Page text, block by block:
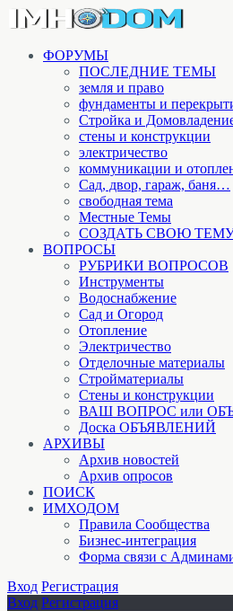
ФОРУМЫ
ПОСЛЕДНИЕ ТЕМЫ
земля и право
фундаменты и
Стройка и
стены и конструкции
электричество
коммуникации и
Cад, двор, гараж, баня…
свободная тема
Местные Темы
СОЗДАТЬ СВОЮ
ВОПРОСЫ
РУБРИКИ ВОПРОСОВ
Инструменты
Водоснабжение
Сад и Огород
Отопление
Электричество
Отделочные материалы
Стройматериалы
Стены и конструкции
ВАШ ВОПРОС или
Доска ОБЪЯВЛЕНИЙ
АРХИВЫ
Архив новостей
Архив опросов
ПОИСК
ИМХОДОМ
Правила Сообщества
Бизнес-интеграция
Форма связи с
Вход Регистрация
Вход Регистрация